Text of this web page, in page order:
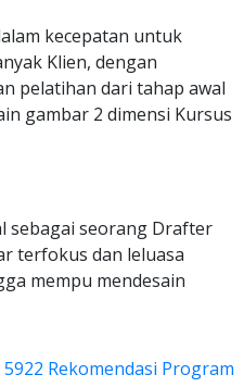
kecepatan untuk
Klien, dengan
pelatihan dari tahap awal
gambar 2 dimensi Kursus
sebagai seorang Drafter
terfokus dan leluasa
mempu mendesain
5922 Rekomendasi Program